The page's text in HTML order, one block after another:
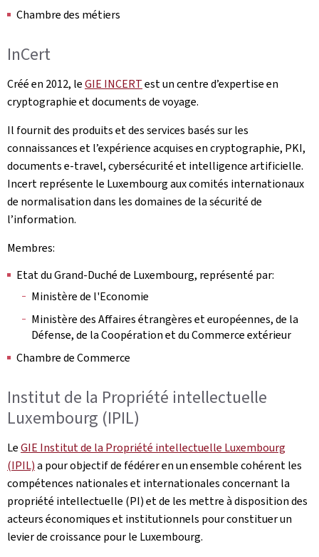
Chambre des métiers
InCert
Créé en 2012, leGIE INCERTest un centre d’expertise en
cryptographie et documents de voyage.
Il fournit des produits et des services basés sur les
connaissances et l’expérience acquises en cryptographie, PKI,
documents e-travel, cybersécurité et intelligence artificielle.
Incert représente le Luxembourg aux comités internationaux
de normalisation dans les domaines de la sécurité de
l’information.
Membres:
Etat du Grand-Duché de Luxembourg, représenté par:
Ministère de l'Economie
Ministère des Affaires étrangères et européennes, de la
Défense, de la Coopération et du Commerce extérieur
Chambre de Commerce
Institut de la Propriété intellectuelle
Luxembourg (IPIL)
LeGIE Institut de la Propriété intellectuelle Luxembourg
(IPIL)a pour objectif de fédérer en un ensemble cohérent les
compétences nationales et internationales concernant la
propriété intellectuelle (PI) et de les mettre à disposition des
acteurs économiques et institutionnels pour constituer un
levier de croissance pour le Luxembourg.